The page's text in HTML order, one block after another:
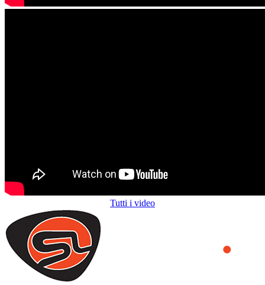
Tutti i video